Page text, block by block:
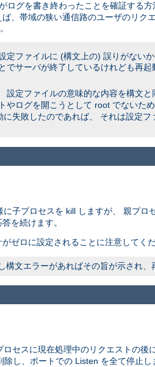
グを書き終わったことを確証する
、帯域の狭い通信路のユーザのリ
ファイルに (構文上の) 誤りがない
サーバが終了しているけれども再
定ファイルの意味的な内容を構文
やログを開こうとして root でないた
失敗したのであれば、 それは設定
に子プロセスを kill しますが、 親プロ
を続けます。
ゼロに設定されることに注意してくだ
文エラーがあればその旨が示され、
セスに現在処理中のリクエストの
除し、ポートでの Listen を全て停止